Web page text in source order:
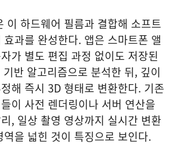
이 하드웨어 필름과 결합해 소프트
과를 완성한다. 앱은 스마트폰 앨
가 별도 편집 과정 없이도 저장된
반 알고리즘으로 분석한 뒤, 깊이
해 즉시 3D 형태로 변환한다. 기존
이 사전 렌더링이나 서버 연산을
, 일상 촬영 영상까지 실시간 변환
을 넓힌 것이 특징으로 보인다.